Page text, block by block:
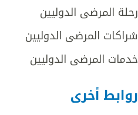
رحلة المرضى الدوليين
شراكات المرضى الدوليين
خدمات المرضى الدوليين
روابط أخرى